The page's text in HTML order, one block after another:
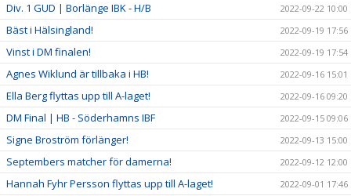
Div. 1 GUD | Borlänge IBK - H/B 2022-09-22 10:00
Bäst i Hälsingland! 2022-09-19 17:56
Vinst i DM finalen! 2022-09-19 17:54
Agnes Wiklund är tillbaka i HB! 2022-09-16 15:01
Ella Berg flyttas upp till A-laget! 2022-09-16 09:20
DM Final | HB - Söderhamns IBF 2022-09-15 09:06
Signe Broström förlänger! 2022-09-13 15:00
Septembers matcher för damerna! 2022-09-12 12:00
Hannah Fyhr Persson flyttas upp till A-laget! 2022-09-01 17:46